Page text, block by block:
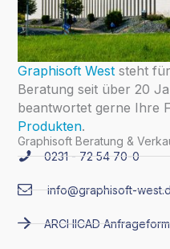
Graphisoft Weststeht für
Beratung seit über 20
beantwortet gerne Ihre
Produkten.
Graphisoft Beratung &
0231 - 72 54 70-0
info@graphisoft-
ARCHICAD